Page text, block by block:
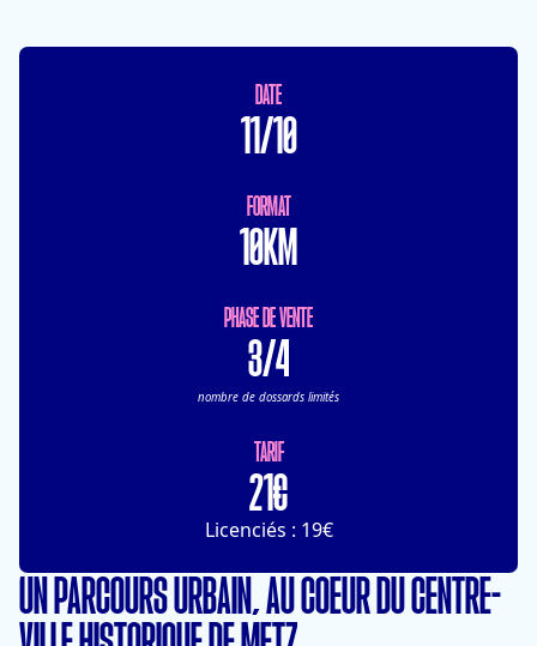
DATE
11/10
FORMAT
10KM
PHASE DE VENTE
3/4
nombre de dossards limités
TARIF
21€
Licenciés : 19€
UN PARCOURS URBAIN, AU COEUR DU CENTRE-